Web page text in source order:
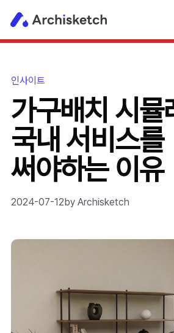
인사이트
가구배치 시뮬
국내 서비스를
써야하는 이유
2024-07-12by Archisketch